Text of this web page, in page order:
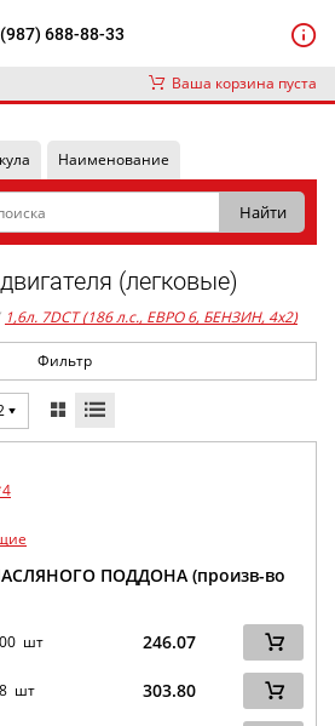
688-88-33
Ваша корзина пуста
Наименование
(легковые)
1,6л. 7DCT (186 л.с., ЕВРО 6, БЕНЗИН, 4x2)
Фильтр
ПОДДОНА (произв-во
шт 246.07
8 шт 303.80